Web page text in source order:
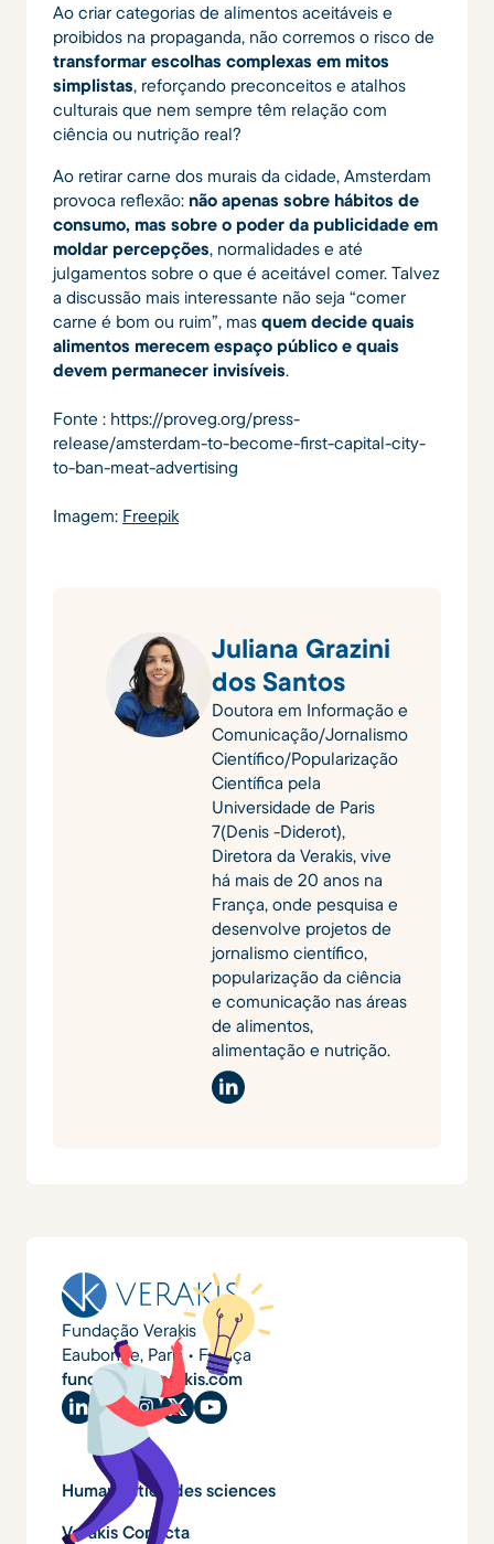
Ao criar categorias de alimentos aceitáveis e
proibidos na propaganda, não corremos o risco de
transformar escolhas complexas em mitos
simplistas, reforçando preconceitos e atalhos
culturais que nem sempre têm relação com
ciência ou nutrição real?
Ao retirar carne dos murais da cidade, Amsterdam
provoca reflexão: não apenas sobre hábitos de
consumo, mas sobre o poder da publicidade em
moldar percepções, normalidades e até
julgamentos sobre o que é aceitável comer. Talvez
a discussão mais interessante não seja “comer
carne é bom ou ruim”, mas quem decide quais
alimentos merecem espaço público e quais
devem permanecer invisíveis.
Fonte : https://proveg.org/press-
release/amsterdam-to-become-first-capital-city-
to-ban-meat-advertising
Imagem: Freepik
Juliana Grazini
dos Santos
Doutora em Informação e
Comunicação/Jornalismo
Científico/Popularização
Científica pela
Universidade de Paris
7(Denis -Diderot),
Diretora da Verakis, vive
há mais de 20 anos na
França, onde pesquisa e
desenvolve projetos de
jornalismo científico,
popularização da ciência
e comunicação nas áreas
de alimentos,
alimentação e nutrição.
Fundação Verakis
Eaubonne, Paris • França
fundacao@verakis.com
Humanisation des sciences
Verakis Conecta